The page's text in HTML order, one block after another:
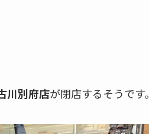
川別府店が閉店するそうです。